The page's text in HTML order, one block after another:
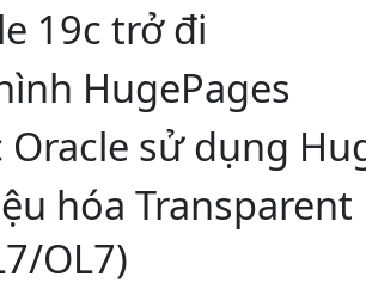
19c trở đi
HugePages
sử dụng
hóa Transparent
OL7)